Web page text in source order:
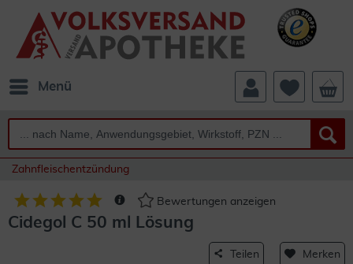
Menü
Zahnfleischentzündung
Bewertungen anzeigen
Cidegol C 50 ml Lösung
Teilen Merken